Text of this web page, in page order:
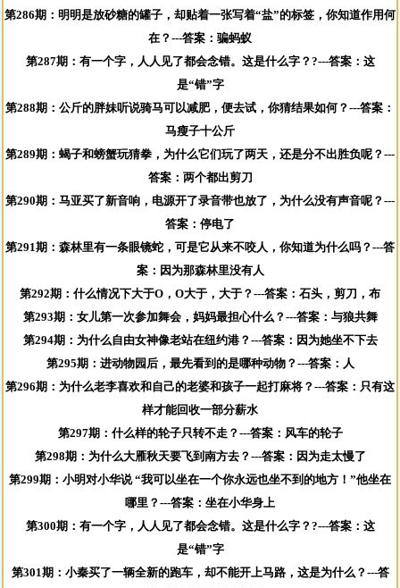
第286期：明明是放砂糖的罐子，却贴着一张写着“盐”的标签，你知道作用何
在？---答案：骗蚂蚁
第287期：有一个字，人人见了都会念错。这是什么字？?---答案：这
是“错”字
第288期：公斤的胖妹听说骑马可以减肥，便去试，你猜结果如何？---答案：
马瘦子十公斤
第289期：蝎子和螃蟹玩猜拳，为什么它们玩了两天，还是分不出胜负呢？---
答案：两个都出剪刀
第290期：马亚买了新音响，电源开了录音带也放了，为什么没有声音呢？---
答案：停电了
第291期：森林里有一条眼镜蛇，可是它从来不咬人，你知道为什么吗？---答
案：因为那森林里没有人
第292期：什么情况下大于O，O大于，大于？---答案：石头，剪刀，布
第293期：女儿第一次参加舞会，妈妈最担心什么？---答案：与狼共舞
第294期：为什么自由女神像老站在纽约港？---答案：因为她坐不下去
第295期：进动物园后，最先看到的是哪种动物？---答案：人
第296期：为什么老李喜欢和自己的老婆和孩子一起打麻将？---答案：只有这
样才能回收一部分薪水
第297期：什么样的轮子只转不走？---答案：风车的轮子
第298期：为什么大雁秋天要飞到南方去？---答案：因为走太慢了
第299期：小明对小华说 “我可以坐在一个你永远也坐不到的地方！”他坐在
哪里？---答案：坐在小华身上
第300期：有一个字，人人见了都会念错。这是什么字？?---答案：这
是“错”字
第301期：小秦买了一辆全新的跑车，却不能开上马路，这是为什么？---答